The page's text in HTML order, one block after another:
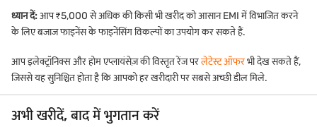
ध्यान दें:आप ₹5,000 से अधिक की किसी भी खरीद को आसान EMI में विभाजित करने
के लिए बजाज फाइनेंस के फाइनेंसिंग विकल्पों का उपयोग कर सकते हैं.
आप इलेक्ट्रॉनिक्स और होम एप्लायंसेज़ की विस्तृत रेंज परलेटेस्ट ऑफरभी देख सकते हैं,
जिससे यह सुनिश्चित होता है कि आपको हर खरीदारी पर सबसे अच्छी डील मिले.
अभी खरीदें, बाद में भुगतान करें